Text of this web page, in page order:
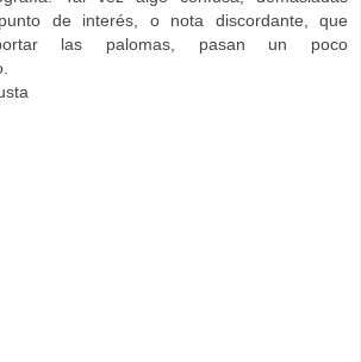
de interés, o nota discordante, que
las palomas, pasan un poco